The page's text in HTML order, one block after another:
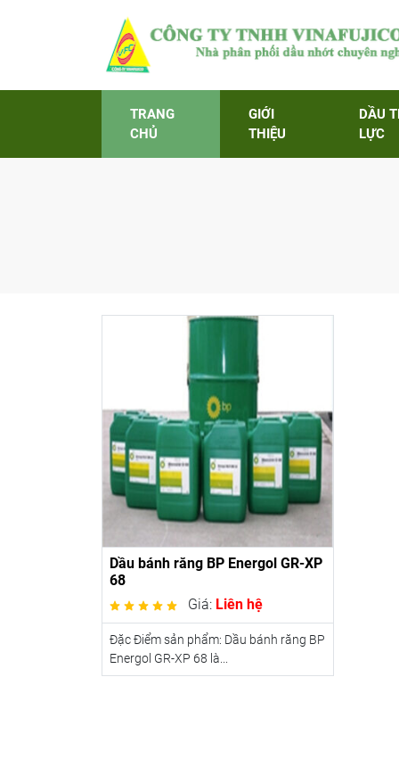
TRANG
CHỦ
GIỚI
THIỆU
DẦU
LỰC
Dầu bánh răng BP Energol GR-XP
68
Giá: Liên hệ
Đặc Điểm sản phẩm: Dầu bánh răng BP
Energol GR-XP 68 là...